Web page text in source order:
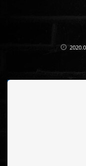
semmilyen jogsértő